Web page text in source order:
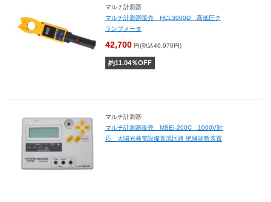
マルチ計測器
マルチ計測器販売 HCL3000D 高低圧ク
ランプメータ
42,700 円(税込46,970円)
約11.04％OFF
マルチ計測器
マルチ計測器販売 MSEI-200C 1000V対
応 太陽光発電設備直流回路 絶縁診断装置